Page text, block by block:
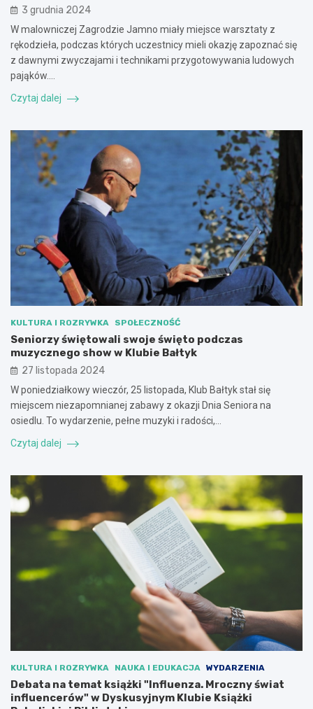
3 grudnia 2024
W malowniczej Zagrodzie Jamno miały miejsce warsztaty z
rękodzieła, podczas których uczestnicy mieli okazję zapoznać się
z dawnymi zwyczajami i technikami przygotowywania ludowych
pająków.…
Czytaj dalej
KULTURA I ROZRYWKA SPOŁECZNOŚĆ
Seniorzy świętowali swoje święto podczas
muzycznego show w Klubie Bałtyk
27 listopada 2024
W poniedziałkowy wieczór, 25 listopada, Klub Bałtyk stał się
miejscem niezapomnianej zabawy z okazji Dnia Seniora na
osiedlu. To wydarzenie, pełne muzyki i radości,…
Czytaj dalej
KULTURA I ROZRYWKA NAUKA I EDUKACJA WYDARZENIA
Debata na temat książki "Influenza. Mroczny świat
influencerów" w Dyskusyjnym Klubie Książki